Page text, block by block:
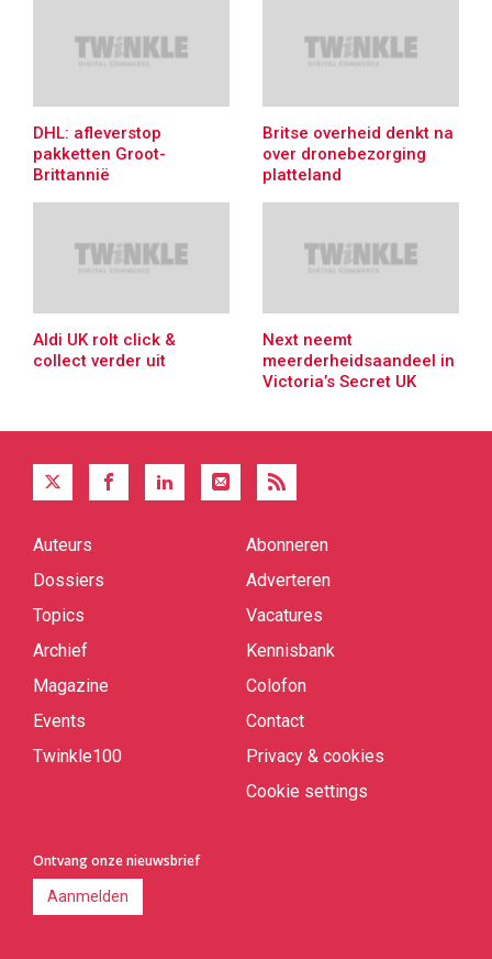
DHL: afleverstop
pakketten Groot-
Brittannië
Britse overheid denkt na
over dronebezorging
platteland
Aldi UK rolt click &
collect verder uit
Next neemt
meerderheidsaandeel in
Victoria’s Secret UK
Quick
Auteurs
Dossiers
Topics
Archief
Magazine
Events
Twinkle100
Abonneren
Adverteren
Vacatures
Kennisbank
Colofon
Contact
Privacy & cookies
Cookie settings
Ontvang onze nieuwsbrief
Aanmelden